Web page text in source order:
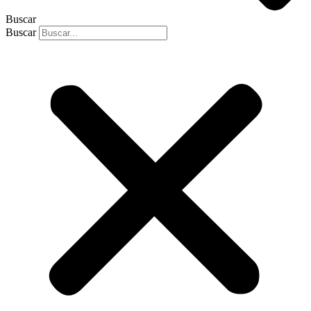
Buscar
Buscar